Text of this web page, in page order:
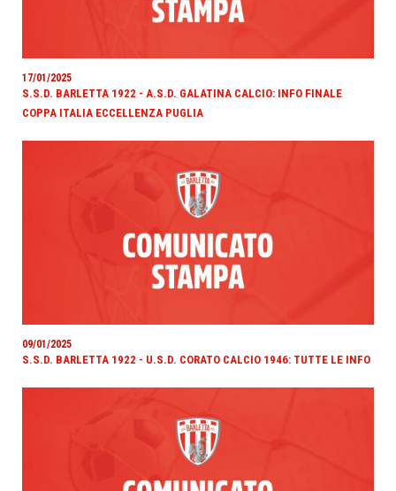
17/01/2025
S.S.D. BARLETTA 1922 - A.S.D. GALATINA CALCIO: INFO FINALE
COPPA ITALIA ECCELLENZA PUGLIA
09/01/2025
S.S.D. BARLETTA 1922 - U.S.D. CORATO CALCIO 1946: TUTTE LE INFO